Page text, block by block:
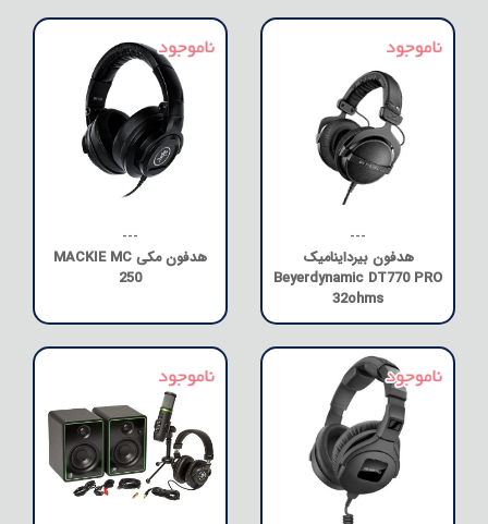
---
هدفون بیرداینامیک
Beyerdynamic DT770 PRO
32ohms
---
هدفون مکی MACKIE MC
250